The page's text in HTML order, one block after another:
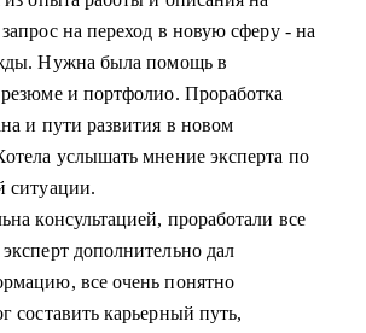
на переход в новую сферу - на
Нужна была помощь в
и портфолио. Проработка
и пути развития в новом
услышать мнение эксперта по
ситуации.
консультацией, проработали все
дополнительно дал
все очень понятно
составить карьерный путь,